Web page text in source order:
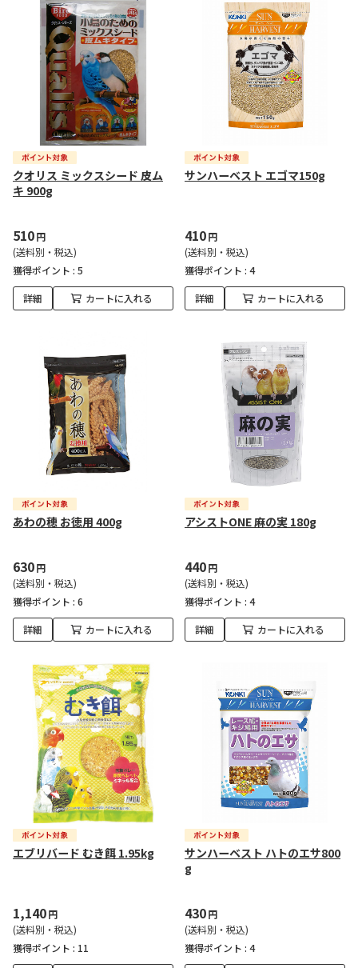
クオリス ミックスシード 皮ム
キ 900g
510円
(送料別・税込)
獲得ポイント : 5
詳細 カートに入れる
サンハーベスト エゴマ150g
410円
(送料別・税込)
獲得ポイント : 4
詳細 カートに入れる
あわの穂 お徳用 400g
630円
(送料別・税込)
獲得ポイント : 6
詳細 カートに入れる
アシストONE 麻の実 180g
440円
(送料別・税込)
獲得ポイント : 4
詳細 カートに入れる
エブリバード むき餌 1.95kg
1,140円
(送料別・税込)
獲得ポイント : 11
サンハーベスト ハトのエサ800
g
430円
(送料別・税込)
獲得ポイント : 4